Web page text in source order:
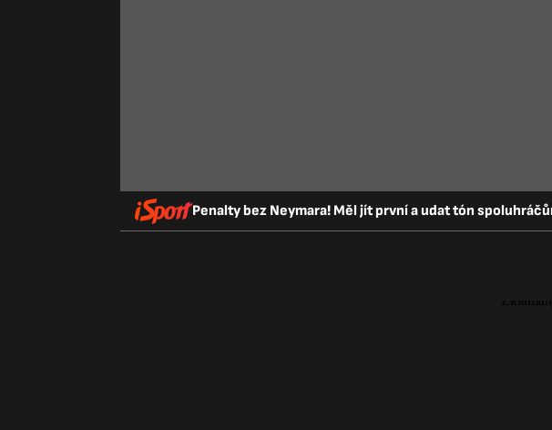
Penalty bez Neymara! Měl jít první a udat tón